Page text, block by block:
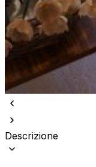
Descrizione